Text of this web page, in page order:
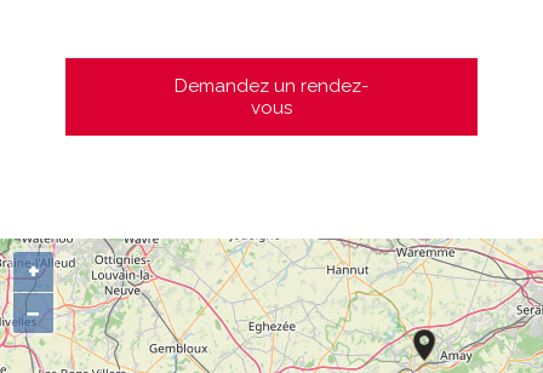
Demandez un rendez-
vous
+
−